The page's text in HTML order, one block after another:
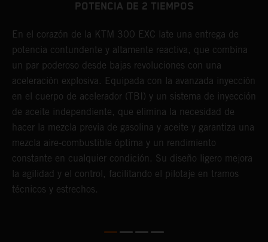
POTENCIA DE 2 TIEMPOS
En el corazón de la KTM 300 EXC late una entrega de
potencia contundente y altamente reactiva, que combina
un par poderoso desde bajas revoluciones con una
aceleración explosiva. Equipada con la avanzada inyección
en el cuerpo de acelerador (TBI) y un sistema de inyección
de aceite independiente, que elimina la necesidad de
hacer la mezcla previa de gasolina y aceite y garantiza una
mezcla aire-combustible óptima y un rendimiento
constante en cualquier condición. Su diseño ligero mejora
la agilidad y el control, facilitando el pilotaje en tramos
técnicos y estrechos.